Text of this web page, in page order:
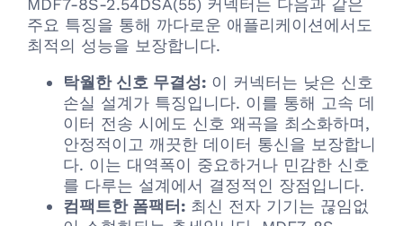
MDF7-8S-2.54DSA(55) 커넥터는 다음과 같은
주요 특징을 통해 까다로운 애플리케이션에서도
최적의 성능을 보장합니다.
탁월한 신호 무결성: 이 커넥터는 낮은 신호
손실 설계가 특징입니다. 이를 통해 고속 데
이터 전송 시에도 신호 왜곡을 최소화하며,
안정적이고 깨끗한 데이터 통신을 보장합니
다. 이는 대역폭이 중요하거나 민감한 신호
를 다루는 설계에서 결정적인 장점입니다.
컴팩트한 폼팩터: 최신 전자 기기는 끊임없